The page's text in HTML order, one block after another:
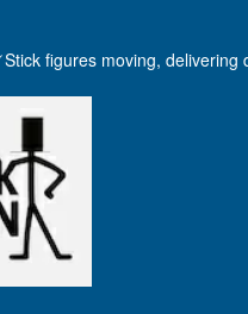
figures moving, delivering